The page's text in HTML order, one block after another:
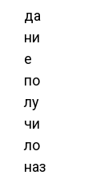
да
ни
е
по
лу
чи
ло
наз